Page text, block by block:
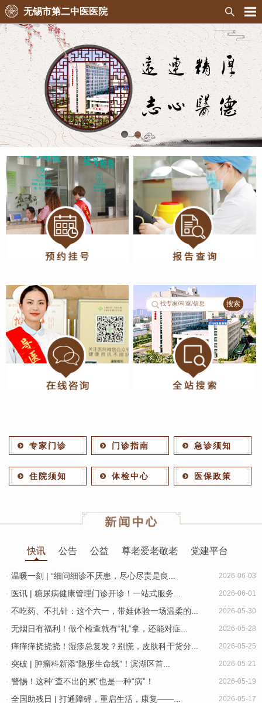
无锡市第二中医医院
专家门诊 门诊指南 急诊须知
住院须知 体检中心 医保政策
快讯 公告 公益 尊老爱老敬老 党建平台
2026-06-03
· 温暖一刻 | “细问细诊不厌患，尽心尽责是良...
2026-06-01
· 医讯 | 糖尿病健康管理门诊开诊！一站式服务...
2026-05-30
· 不吃药、不扎针：这个六一，带娃体验一场温柔的...
2026-05-28
· 无烟日有福利！做个检查就有“礼”拿，还能对症...
2026-05-25
· 痒痒痒挠挠挠！湿疹总复发？别慌，皮肤科干货分...
2026-05-21
· 突破 | 肿瘤科新添“隐形生命线”！滨湖区首...
2026-05-19
· 警惕！这种“查不出的累”也是一种“病”！
2026-05-17
· 全国助残日 | 打通障碍，重启生活，康复——...